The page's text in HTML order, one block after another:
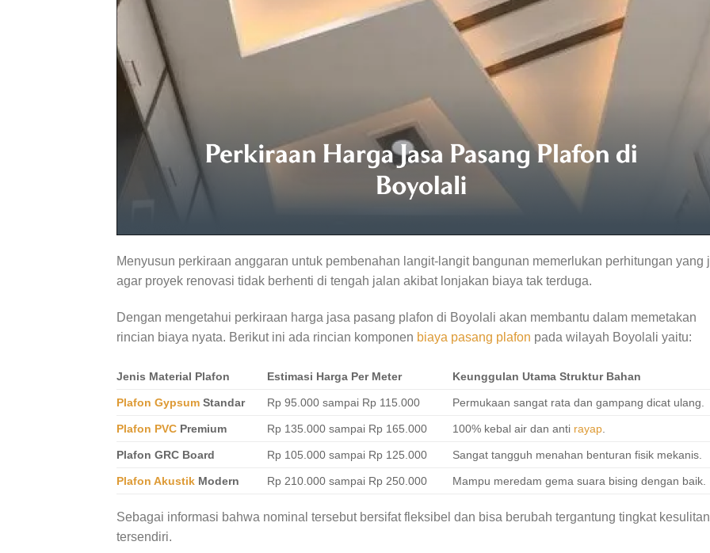
Menyusun perkiraan anggaran untuk pembenahan langit-langit bangunan memerlukan perhitungan yang
agar proyek renovasi tidak berhenti di tengah jalan akibat lonjakan biaya tak terduga.
Dengan mengetahui perkiraan harga jasa pasang plafon di Boyolali akan membantu dalam memetakan
rincian biaya nyata. Berikut ini ada rincian komponen biaya pasang plafon pada wilayah Boyolali yaitu:
Jenis Material Plafon Estimasi Harga Per Meter Keunggulan Utama Struktur Bahan
Plafon Gypsum Standar Rp 95.000 sampai Rp 115.000 Permukaan sangat rata dan gampang dicat ulang.
Plafon PVC Premium Rp 135.000 sampai Rp 165.000 100% kebal air dan anti rayap
Plafon GRC Board Rp 105.000 sampai Rp 125.000 Sangat tangguh menahan benturan fisik mekanis.
Plafon Akustik Modern Rp 210.000 sampai Rp 250.000 Mampu meredam gema suara bising dengan baik.
Sebagai informasi bahwa nominal tersebut bersifat fleksibel dan bisa berubah tergantung tingkat kesulitan
tersendiri.